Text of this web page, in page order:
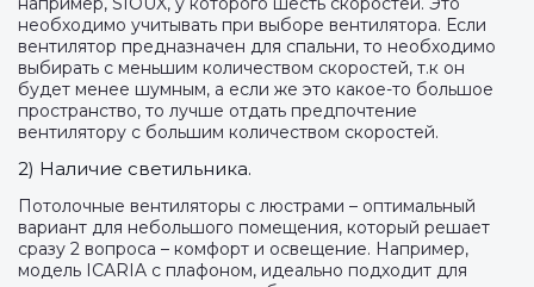
необходимо учитывать при выборе вентилятора. Если
вентилятор предназначен для спальни, то необходимо
выбирать с меньшим количеством скоростей, т.к он
будет менее шумным, а если же это какое-то большое
пространство, то лучше отдать предпочтение
вентилятору с большим количеством скоростей.
2) Наличие светильника.
Потолочные вентиляторы с люстрами – оптимальный
вариант для небольшого помещения, который решает
сразу 2 вопроса – комфорт и освещение. Например,
модель ICARIA с плафоном, идеально подходит для